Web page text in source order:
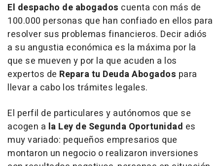
El despacho de abogados cuenta con más de
100.000 personas que han confiado en ellos para
resolver sus problemas financieros. Decir adiós
a su angustia económica es la máxima por la
que se mueven y por la que acuden a los
expertos de Repara tu Deuda Abogados para
llevar a cabo los trámites legales.
El perfil de particulares y autónomos que se
acogen a la Ley de Segunda Oportunidad es
muy variado: pequeños empresarios que
montaron un negocio o realizaron inversiones